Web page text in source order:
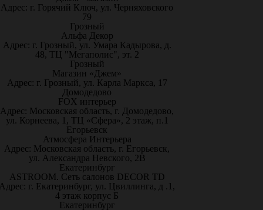
Адрес: г. Горячий Ключ, ул. Черняховского
79
Грозный
Альфа Декор
Адрес: г. Грозный, ул. Умара Кадырова, д.
48, ТЦ "Мегаполис", эт. 2
Грозный
Магазин «Джем»
Адрес: г. Грозный, ул. Карла Маркса, 17
Домодедово
FOX интерьер
Адрес: Московская область, г. Домодедово,
ул. Корнеева, 1, ТЦ «Сфера», 2 этаж, п.1
Егорьевск
Атмосфера Интерьера
Адрес: Московская область, г. Егорьевск,
ул. Александра Невского, 2В
Екатеринбург
ASTROOM. Сеть салонов DECOR TD
г. Екатеринбург, ул. Цвиллинга, д .1,
4 этаж корпус Б
Екатеринбург